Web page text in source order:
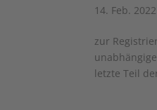
14. Feb. 2022
zur
letzte Teil